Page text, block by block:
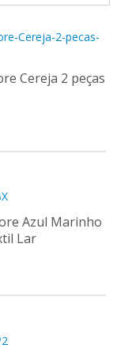
Cereja 2 peças
Azul Marinho
Lar